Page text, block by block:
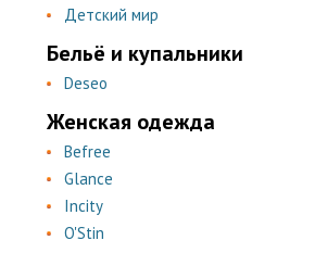
Детский мир
Бельё и купальники
Deseo
Женская одежда
Befree
Glance
Incity
O'Stin